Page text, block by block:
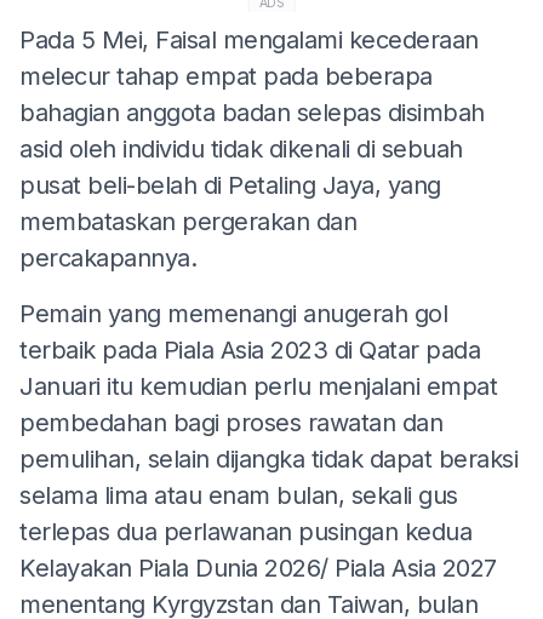
Pada 5 Mei, Faisal mengalami kecederaan
melecur tahap empat pada beberapa
bahagian anggota badan selepas disimbah
asid oleh individu tidak dikenali di sebuah
pusat beli-belah di Petaling Jaya, yang
membataskan pergerakan dan
percakapannya.
Pemain yang memenangi anugerah gol
terbaik pada Piala Asia 2023 di Qatar pada
Januari itu kemudian perlu menjalani empat
pembedahan bagi proses rawatan dan
pemulihan, selain dijangka tidak dapat beraksi
selama lima atau enam bulan, sekali gus
terlepas dua perlawanan pusingan kedua
Kelayakan Piala Dunia 2026/ Piala Asia 2027
menentang Kyrgyzstan dan Taiwan, bulan